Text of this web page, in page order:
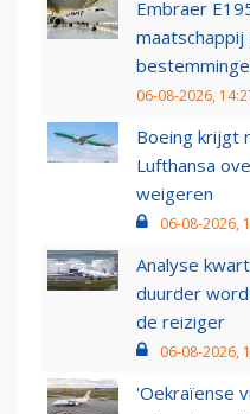
Embraer
06-08-2026,
Boeing krijgt
Lufthansa
weigeren
06-08-2026,
Analyse
duurder
de reiziger
06-08-2026,
'Oekraïense